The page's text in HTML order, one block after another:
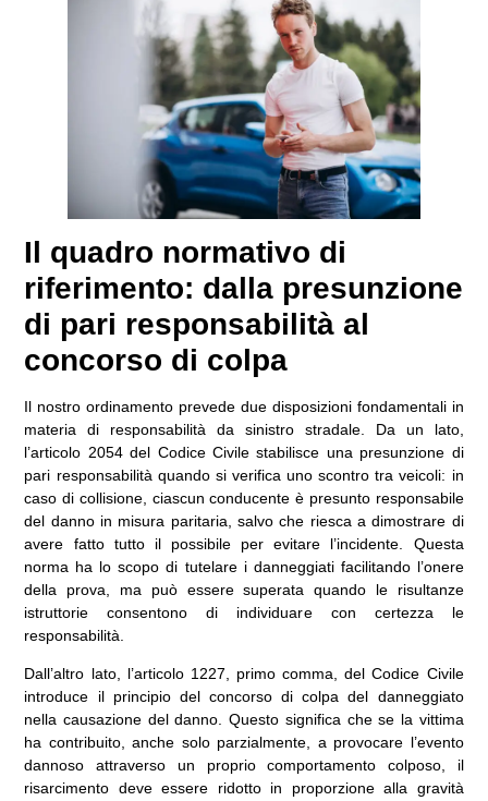
Il quadro normativo di
riferimento: dalla presunzione
di pari responsabilità al
concorso di colpa
Il nostro ordinamento prevede due disposizioni fondamentali in
materia di responsabilità da sinistro stradale. Da un lato,
l’articolo 2054 del Codice Civile stabilisce una presunzione di
pari responsabilità quando si verifica uno scontro tra veicoli: in
caso di collisione, ciascun conducente è presunto responsabile
del danno in misura paritaria, salvo che riesca a dimostrare di
avere fatto tutto il possibile per evitare l’incidente. Questa
norma ha lo scopo di tutelare i danneggiati facilitando l’onere
della prova, ma può essere superata quando le risultanze
istruttorie consentono di individuare con certezza le
responsabilità.
Dall’altro lato, l’articolo 1227, primo comma, del Codice Civile
introduce il principio del concorso di colpa del danneggiato
nella causazione del danno. Questo significa che se la vittima
ha contribuito, anche solo parzialmente, a provocare l’evento
dannoso attraverso un proprio comportamento colposo, il
risarcimento deve essere ridotto in proporzione alla gravità